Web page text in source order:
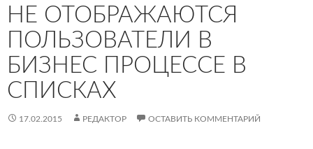
НЕ ОТОБРАЖАЮТСЯ
ПОЛЬЗОВАТЕЛИ В
БИЗНЕС ПРОЦЕССЕ В
СПИСКАХ
17.02.2015 РЕДАКТОР ОСТАВИТЬ КОММЕНТАРИЙ